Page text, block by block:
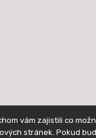
vám zajistili co
stránek. Pokud